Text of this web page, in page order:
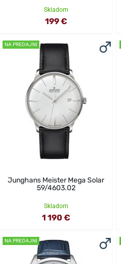
Skladom
199 €
NA PREDAJNI
Junghans Meister Mega Solar
59/4603.02
Skladom
1 190 €
NA PREDAJNI